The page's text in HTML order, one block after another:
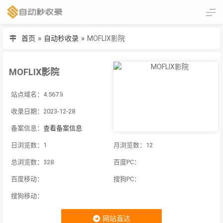
首页 » 自动秒收录 » MOFLIX影院
MOFLIX影院
站点域名：4.567.li
收录日期：2023-12-28
备案信息： 查看备案信息
日浏览数：1 月浏览数：12
总浏览数：328 百度PC：
百度移动： 搜狗PC：
搜狗移动：
网站直达